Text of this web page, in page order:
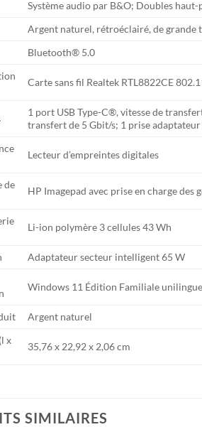
Système audio par B&O; Doubles
Argent naturel, rétroéclairé, de grande
Bluetooth® 5.0
Carte sans fil Realtek RTL8822CE
1 port USB Type-C®, vitesse de
transfert de 5 Gbit/s; 1 prise
Lecteur d’empreintes digitales
de
HP Imagepad avec prise en charge
Li-ion polymère 3 cellules 43 Wh
Adaptateur secteur intelligent 65 W
Windows 11 Édition Familiale unilingue
Argent naturel
x
35,76 x 22,92 x 2,06 cm
SIMILAIRES